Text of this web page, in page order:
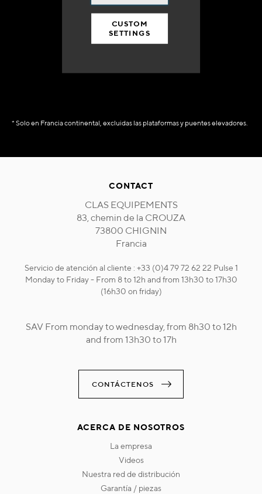
CUSTOM
SETTINGS
* Solo en Francia continental, excluidas las plataformas y puentes elevadores.
CONTACT
CLAS EQUIPEMENTS
83, chemin de la CROUZA
73800 CHIGNIN
Francia
Servicio de atención al cliente : +33 (0)4 79 72 62 22 Pulse 1
Monday to Friday - From 8 to 12h and from 13h30 to 17h30
(16h30 on friday)
SAV From monday to wednesday, from 8h30 to 12h
and from 13h30 to 17h
CONTÁCTENOS
ACERCA DE NOSOTROS
la empresa
videos
nuestra red de distribución
garantía / piezas